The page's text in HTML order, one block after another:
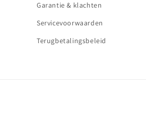
Garantie & klachten
Servicevoorwaarden
Terugbetalingsbeleid